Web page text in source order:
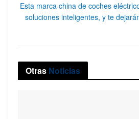
Esta marca china de coches
soluciones inteligentes, y te
Otras Noticias